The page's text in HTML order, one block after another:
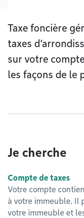
Taxe foncière
taxes
sur votre
les façons de le
Je cherche
Compte de taxes
Votre compte
à votre immeuble. Il
votre immeuble et